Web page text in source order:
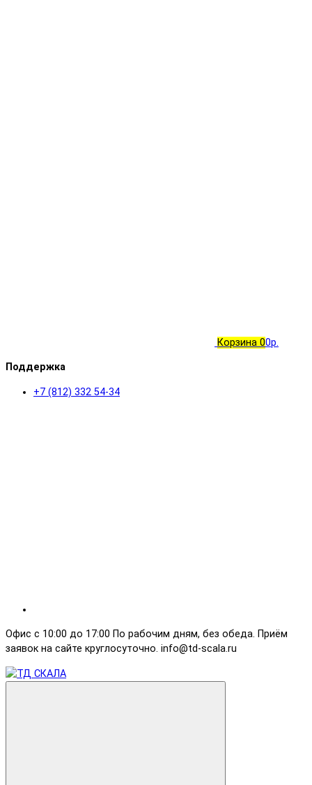
Корзина 00р.
Поддержка
+7 (812) 332 54-34
Офис с 10:00 до 17:00 По рабочим дням, без обеда. Приём
заявок на сайте круглосуточно. info@td-scala.ru